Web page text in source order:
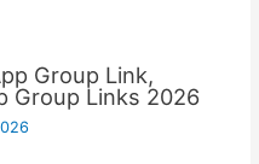
Group Link,
Group Links 2026